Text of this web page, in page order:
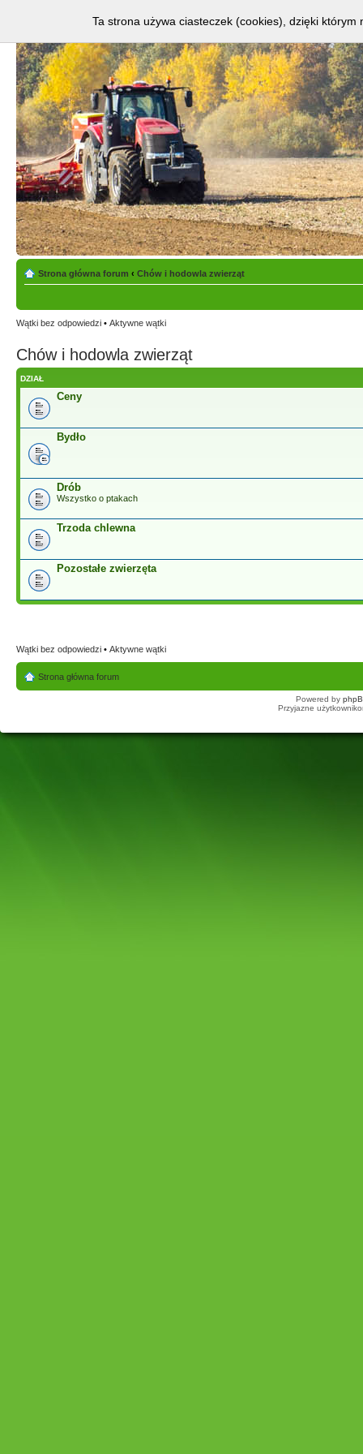
Strona główna forum ‹ Chów i hodowla zwierząt
Wątki bez odpowiedzi • Aktywne wątki
Chów i hodowla zwierząt
DZIAŁ
Ceny
Bydło
Drób
Wszystko o ptakach
Trzoda chlewna
Pozostałe zwierzęta
Wątki bez odpowiedzi • Aktywne wątki
Strona główna forum
Powered by
Przyjazne
Ta strona używa ciasteczek (cookies), dzięki którym